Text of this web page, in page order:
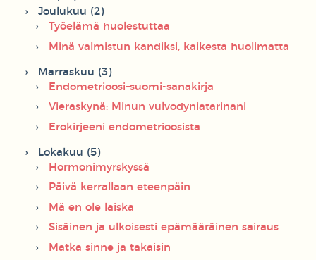
Joulukuu (2)
Työelämä huolestuttaa
Minä valmistun kandiksi, kaikesta huolimatta
Marraskuu (3)
Endometrioosi–suomi-sanakirja
Vieraskynä: Minun vulvodyniatarinani
Erokirjeeni endometrioosista
Lokakuu (5)
Hormonimyrskyssä
Päivä kerrallaan eteenpäin
Mä en ole laiska
Sisäinen ja ulkoisesti epämääräinen sairaus
Matka sinne ja takaisin